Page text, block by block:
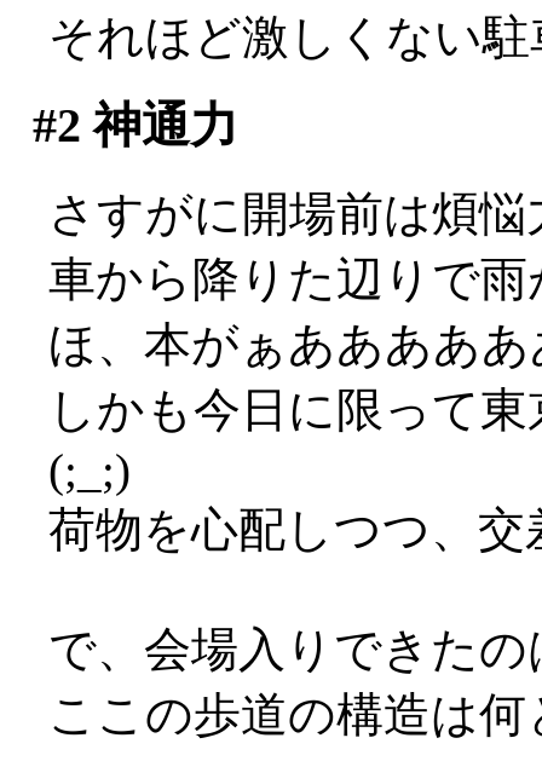
それほど激しくない
#2 神通力
さすがに開場前は煩
車から降りた辺りで
ほ、本がぁあああああ
しかも今日に限って
(;_;)
荷物を心配しつつ、
で、会場入りできた
ここの歩道の構造は